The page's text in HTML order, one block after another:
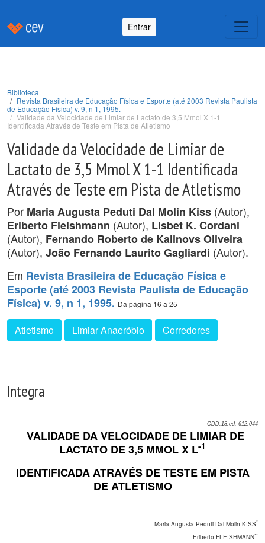
Entrar
Biblioteca
Revista Brasileira de Educação Física e Esporte (até 2003 Revista Paulista
de Educação Física) v. 9, n 1, 1995.
Validade da Velocidade de Limiar de Lactato de 3,5 Mmol X 1-1
Identificada Através de Teste em Pista de Atletismo
Validade da Velocidade de Limiar de
Lactato de 3,5 Mmol X 1-1 Identificada
Através de Teste em Pista de Atletismo
Por Maria Augusta Peduti Dal Molin Kiss (Autor),
Eriberto Fleishmann (Autor), Lisbet K. Cordani
(Autor), Fernando Roberto de Kalinovs Oliveira
(Autor), João Fernando Laurito Gagliardi (Autor).
Em Revista Brasileira de Educação Física e
Esporte (até 2003 Revista Paulista de Educação
Física) v. 9, n 1, 1995. Da página 16 a 25
Atletismo Limiar Anaeróbio Corredores
Integra
CDD.18.ed. 612.044
VALIDADE DA VELOCIDADE DE LIMIAR DE
LACTATO DE 3,5 MMOL X L-1
IDENTIFICADA ATRAVÉS DE TESTE EM PISTA
DE ATLETISMO
Maria Augusta Peduti Dal Molin KISS*
Eriberto FLEISHMANN**